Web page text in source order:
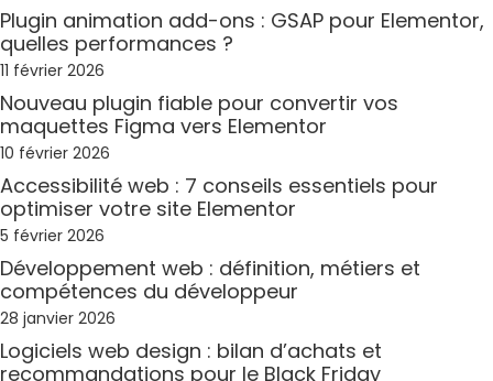
Plugin animation add-ons : GSAP pour Elementor,
quelles performances ?
11 février 2026
Nouveau plugin fiable pour convertir vos
maquettes Figma vers Elementor
10 février 2026
Accessibilité web : 7 conseils essentiels pour
optimiser votre site Elementor
5 février 2026
Développement web : définition, métiers et
compétences du développeur
28 janvier 2026
Logiciels web design : bilan d’achats et
recommandations pour le Black Friday